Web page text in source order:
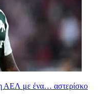
ΑΕΛ με ένα… αστερίσκο